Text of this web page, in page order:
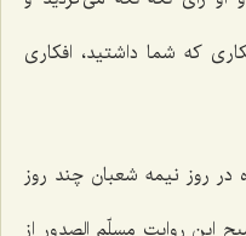
كه شما داشتید، افكاری
در روز نیمه شعبان چند روز
این روایت مسلّم الصدور از